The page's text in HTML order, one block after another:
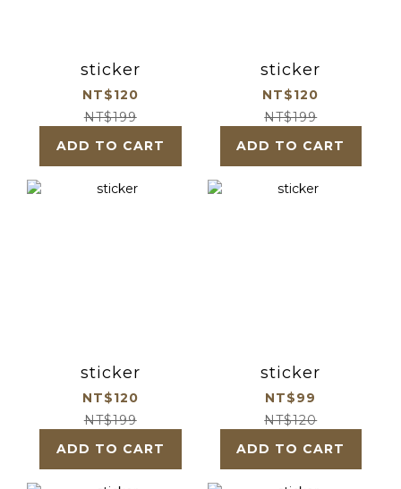
sticker
NT$120
NT$199
ADD TO CART
sticker
NT$120
NT$199
ADD TO CART
sticker
NT$120
NT$199
ADD TO CART
sticker
NT$99
NT$120
ADD TO CART